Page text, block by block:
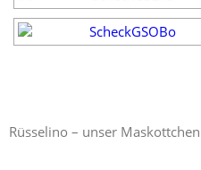
Rüsselino – unser